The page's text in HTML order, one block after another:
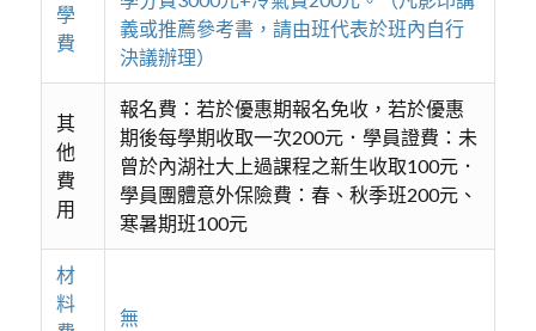
學
費
義或推薦參考書，請由班代表於班內自行
決議辦理）
其
他
費
用
報名費：若於優惠期報名免收，若於優惠
期後每學期收取一次200元．學員證費：未
曾於內湖社大上過課程之新生收取100元．
學員團體意外保險費：春、秋季班200元、
寒暑期班100元
材
料
無